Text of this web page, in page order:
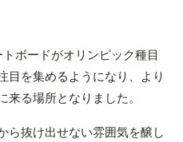
ボードがオリンピック種目
目を集めるようになり、より
る場所となりました。
ら抜け出せない雰囲気を醸し